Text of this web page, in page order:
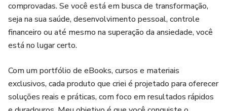
comprovadas. Se você está em busca de transformação,
seja na sua saúde, desenvolvimento pessoal, controle
financeiro ou até mesmo na superação da ansiedade, você
está no lugar certo.
Com um portfólio de eBooks, cursos e materiais
exclusivos, cada produto que criei é projetado para oferecer
soluções reais e práticas, com foco em resultados rápidos